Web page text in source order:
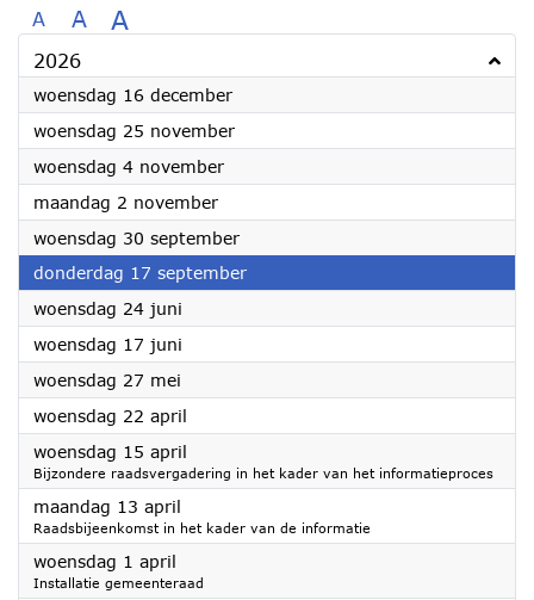
A A A
2026
woensdag 16 december2026
woensdag 25 november2026
woensdag 4 november2026
maandag 2 november2026
woensdag 30 september2026
donderdag 17 september2026
woensdag 24 juni
woensdag 17 juni
woensdag 27 mei
woensdag 22 april
woensdag 15 april
Bijzondere raadsvergadering in het kader van het informatieproces
maandag 13 april
Raadsbijeenkomst in het kader van de informatie
woensdag 1 april
Installatie gemeenteraad